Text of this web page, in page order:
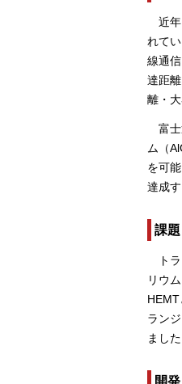
近
れて
線通
達距
離・
富
ム（
を可
達成
課題
ト
リウ
ラン
まし